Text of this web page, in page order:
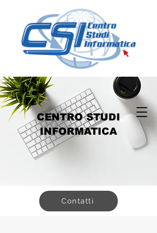
CENTRO STUDI
INFORMATICA
Contatti